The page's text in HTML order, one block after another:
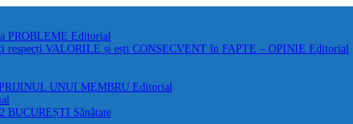
PROBLEME Editorial
VALORILE și ești CONSECVENT în FAPTE – OPINIE Editorial
UNUI MEMBRU Editorial
BUCUREȘTI Sănătate